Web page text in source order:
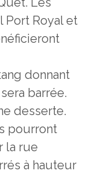
Port Royal et
donnant
barrée.
desserte.
pourront
la rue
à hauteur